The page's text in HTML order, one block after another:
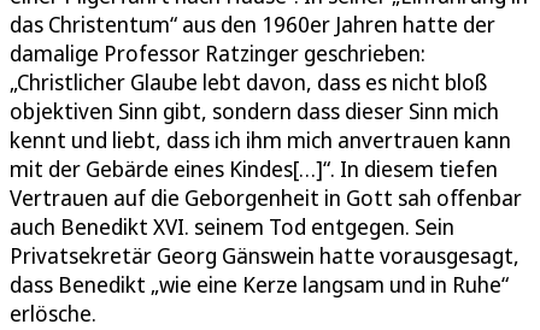
das Christentum“ aus den 1960er Jahren hatte der
damalige Professor Ratzinger geschrieben:
„Christlicher Glaube lebt davon, dass es nicht bloß
objektiven Sinn gibt, sondern dass dieser Sinn mich
kennt und liebt, dass ich ihm mich anvertrauen kann
mit der Gebärde eines Kindes[…]“. In diesem tiefen
Vertrauen auf die Geborgenheit in Gott sah offenbar
auch Benedikt XVI. seinem Tod entgegen. Sein
Privatsekretär Georg Gänswein hatte vorausgesagt,
dass Benedikt „wie eine Kerze langsam und in Ruhe“
erlösche.